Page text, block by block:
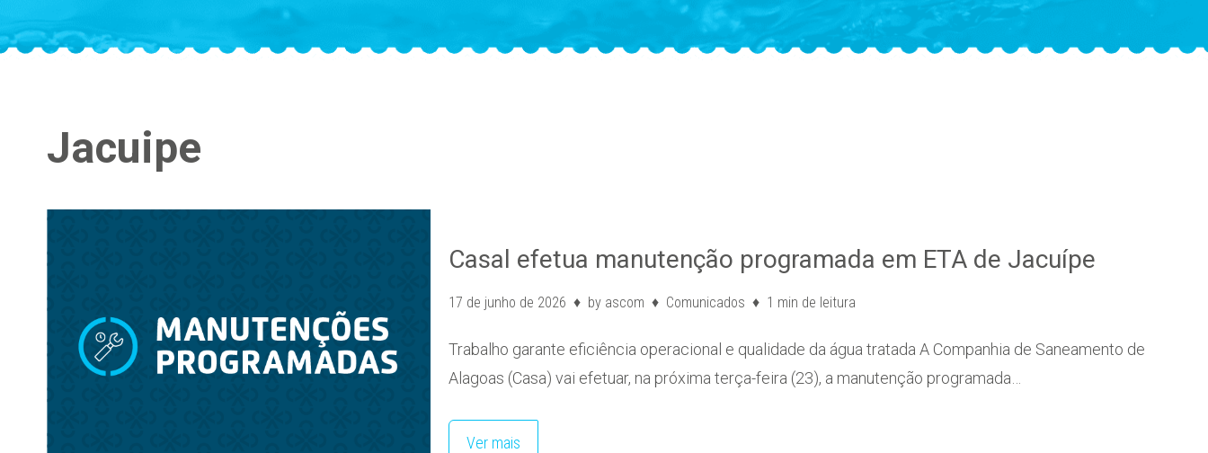
Jacuipe
Casal efetua manutenção programada em ETA de Jacuípe
17 de junho de 2026 by ascom Comunicados 1 min de leitura
Trabalho garante eficiência operacional e qualidade da água tratada A Companhia de Saneamento de
Alagoas (Casa) vai efetuar, na próxima terça-feira (23), a manutenção programada…
Ver mais